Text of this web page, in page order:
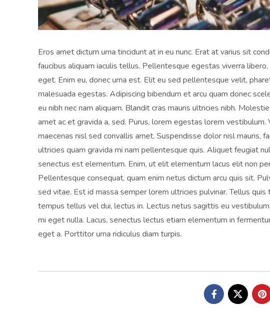
Eros amet dictum urna tincidunt at in eu nunc. Erat at varius sit
faucibus aliquam iaculis tellus. Pellentesque egestas viverra
eget. Enim eu, donec urna est. Elit eu sed pellentesque velit,
malesuada egestas. Adipiscing bibendum et arcu quam donec
eu nibh nec nam aliquam. Blandit cras mauris ultricies nibh.
amet ac et gravida a, sed. Purus, lorem egestas lorem
maecenas nisl sed convallis amet. Suspendisse dolor nisl mauris,
ultricies quam gravida mi nam pellentesque quis. Aliquet feugiat
senectus est elementum. Enim, ut elit elementum lacus elit non
Pellentesque consequat, quam enim netus dictum arcu quis sit.
sed vitae. Est id massa semper lorem ultricies pulvinar. Tellus
tempus tellus vel dui, lectus in. Lectus netus sagittis eu
mi eget nulla. Lacus, senectus lectus etiam elementum in
eget a. Porttitor urna ridiculus diam turpis.